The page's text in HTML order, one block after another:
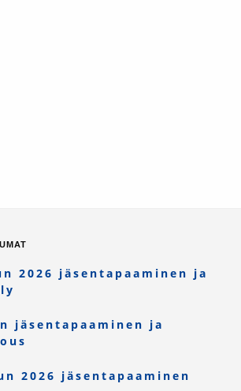
2026 jäsentapaaminen ja
jäsentapaaminen ja
2026 jäsentapaaminen